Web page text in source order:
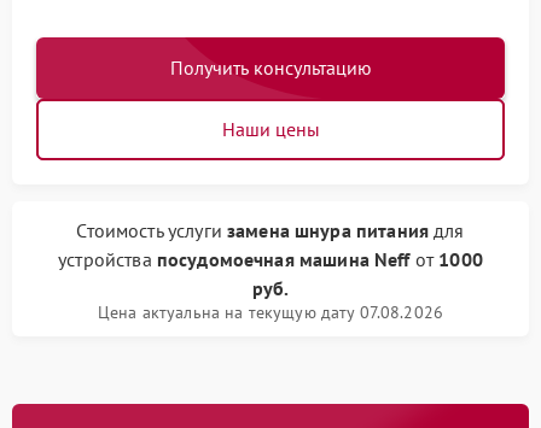
Получить консультацию
Наши цены
Стоимость услуги замена шнура питаниядля
устройства посудомоечная машина Neffот 1000
руб.
Цена актуальна на текущую дату 07.08.2026